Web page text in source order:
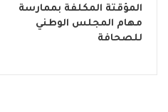
المؤقتة المكلفة بممارسة
مهام المجلس الوطني
للصحافة